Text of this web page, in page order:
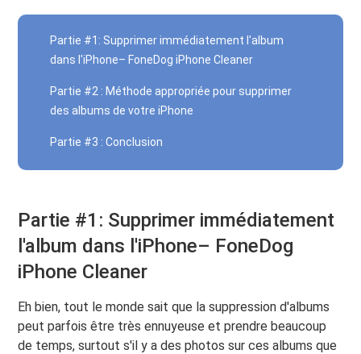
Partie #1: Supprimer immédiatement l'album
dans l'iPhone– FoneDog iPhone Cleaner
Partie #2 : Méthode appropriée pour supprimer
des albums de votre iPhone
Partie #3 : Conclusion
Partie #1: Supprimer immédiatement
l'album dans l'iPhone– FoneDog
iPhone Cleaner
Eh bien, tout le monde sait que la suppression d'albums
peut parfois être très ennuyeuse et prendre beaucoup
de temps, surtout s'il y a des photos sur ces albums que